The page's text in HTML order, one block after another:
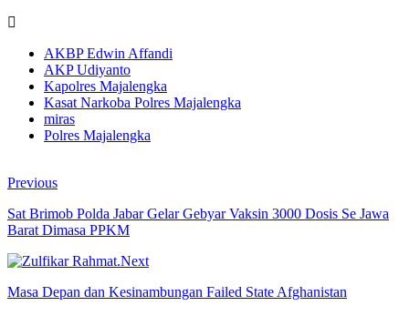
AKBP Edwin Affandi
AKP Udiyanto
Kapolres Majalengka
Kasat Narkoba Polres Majalengka
miras
Polres Majalengka
Previous
Sat Brimob Polda Jabar Gelar Gebyar Vaksin 3000 Dosis Se Jawa
Barat Dimasa PPKM
Next
Masa Depan dan Kesinambungan Failed State Afghanistan